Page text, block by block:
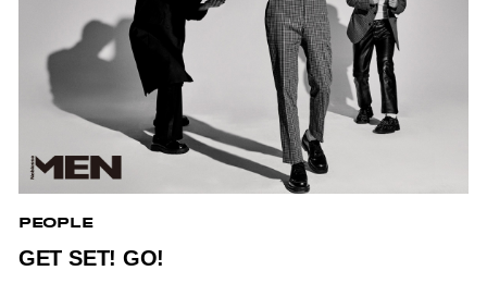
PEOPLE
GET SET! GO!